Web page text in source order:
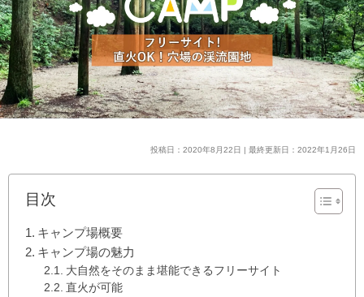
投稿日：2020年8月22日 | 最終更新日：2022年1月26日
目次
キャンプ場概要
キャンプ場の魅力
大自然をそのまま堪能できるフリーサイト
直火が可能